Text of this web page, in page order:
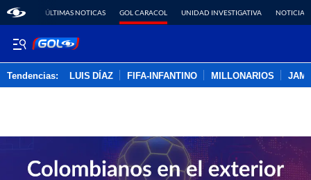
ÚLTIMAS NOTICAS GOL CARACOL UNIDAD INVESTIGATIVA NOTICIAS
Tendencias: LUIS DÍAZ FIFA-INFANTINO MILLONARIOS